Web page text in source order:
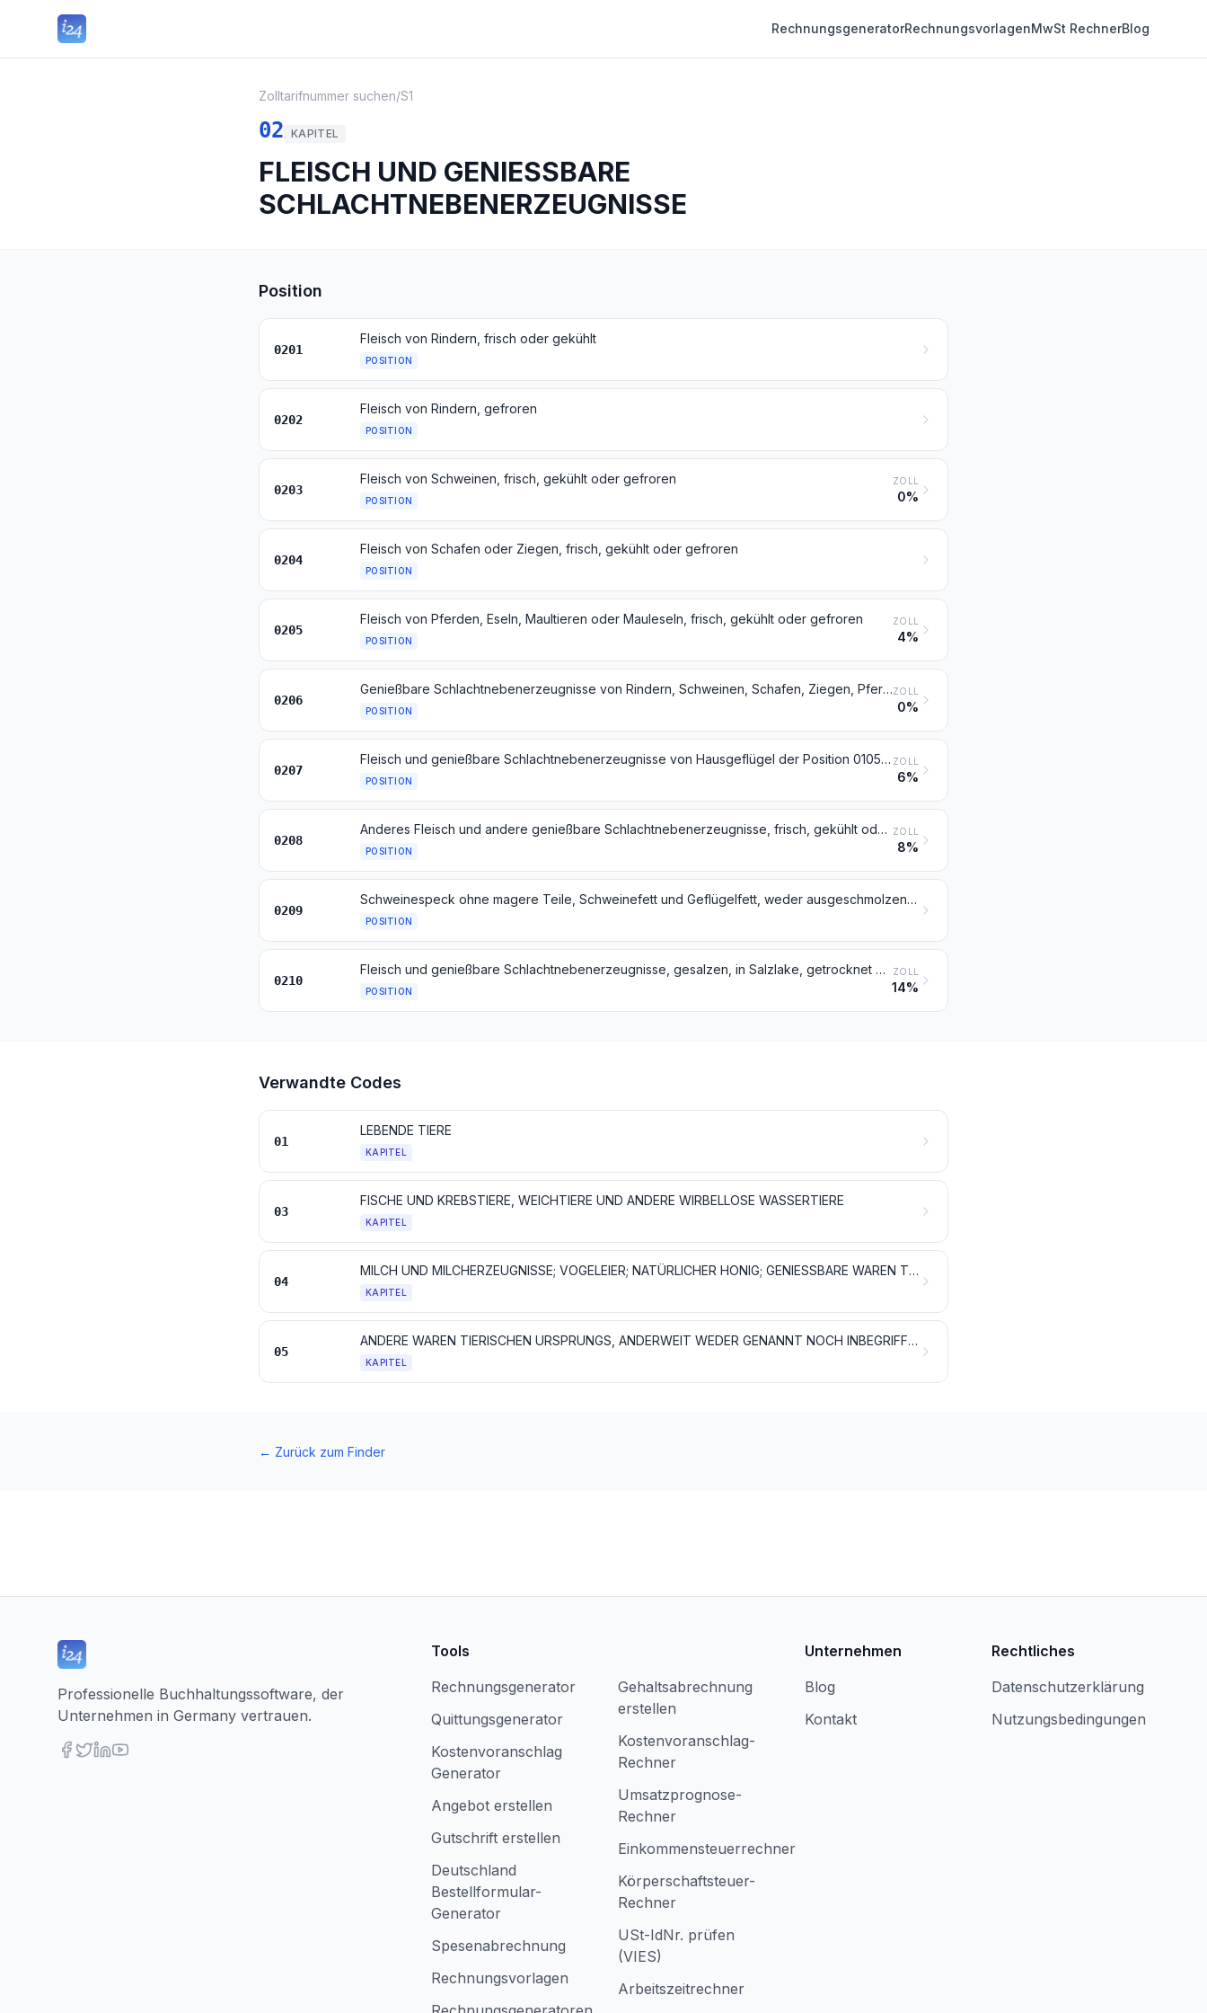
RechnungsgeneratorRechnungsvorlagenMwSt RechnerBlog
Zolltarifnummer suchen/S1
02 KAPITEL
FLEISCH UND GENIESSBARE
SCHLACHTNEBENERZEUGNISSE
Position
0201
Fleisch von Rindern, frisch oder gekühlt
POSITION
0202
Fleisch von Rindern, gefroren
POSITION
0203
Fleisch von Schweinen, frisch, gekühlt oder gefroren
POSITION
ZOLL
0%
0204
Fleisch von Schafen oder Ziegen, frisch, gekühlt oder gefroren
POSITION
0205
Fleisch von Pferden, Eseln, Maultieren oder Mauleseln, frisch, gekühlt oder gefroren
POSITION
ZOLL
4%
0206
Genießbare Schlachtnebenerzeugnisse von Rindern, Schweinen, Schafen, Ziegen, Pferden, Eseln, Maultieren oder Mauleseln, frisch, gekühlt oder gefroren
POSITION
ZOLL
0%
0207
Fleisch und genießbare Schlachtnebenerzeugnisse von Hausgeflügel der Position 0105, frisch, gekühlt oder gefroren
POSITION
ZOLL
6%
0208
Anderes Fleisch und andere genießbare Schlachtnebenerzeugnisse, frisch, gekühlt oder gefroren
POSITION
ZOLL
8%
0209
Schweinespeck ohne magere Teile, Schweinefett und Geflügelfett, weder ausgeschmolzen noch anders ausgezogen, frisch, gekühlt, gefroren, gesalzen, in Salzlake, getrocknet oder geräuchert
POSITION
0210
Fleisch und genießbare Schlachtnebenerzeugnisse, gesalzen, in Salzlake, getrocknet oder geräuchert; genießbares Mehl von Fleisch oder von Schlachtnebenerzeugnissen
POSITION
ZOLL
14%
Verwandte Codes
01
LEBENDE TIERE
KAPITEL
03
FISCHE UND KREBSTIERE, WEICHTIERE UND ANDERE WIRBELLOSE WASSERTIERE
KAPITEL
04
MILCH UND MILCHERZEUGNISSE; VOGELEIER; NATÜRLICHER HONIG; GENIESSBARE WAREN TIERISCHEN URSPRUNGS, ANDERWEIT WEDER GENANNT NOCH INBEGRIFFEN
KAPITEL
05
ANDERE WAREN TIERISCHEN URSPRUNGS, ANDERWEIT WEDER GENANNT NOCH INBEGRIFFEN
KAPITEL
← Zurück zum Finder
Professionelle Buchhaltungssoftware, der
Unternehmen in Germany vertrauen.
Tools
Rechnungsgenerator
Quittungsgenerator
Kostenvoranschlag
Generator
Angebot erstellen
Gutschrift erstellen
Deutschland
Bestellformular-
Generator
Spesenabrechnung
Rechnungsvorlagen
Gehaltsabrechnung
erstellen
Kostenvoranschlag-
Rechner
Umsatzprognose-
Rechner
Einkommensteuerrechner
Körperschaftsteuer-
Rechner
USt-IdNr. prüfen
(VIES)
Arbeitszeitrechner
Unternehmen
Blog
Kontakt
Rechtliches
Datenschutzerklärung
Nutzungsbedingungen